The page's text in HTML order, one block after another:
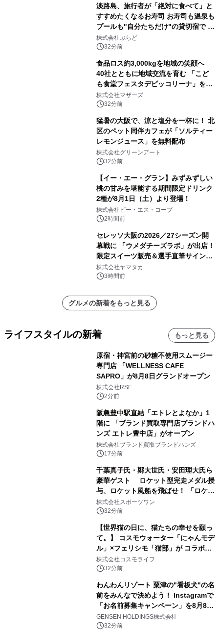
淡路島、旅行者が「絶対に食べて」と
すすめたくなるお寿司 お寿司も温泉も
プールも"自分たちだけ"の貸切宿で 1
日1組限定「岩屋温泉 絵島別庭 海と
森」の握り寿司プラン
株式会社ぷらど
32分前
食品ロス約3,000kgを地域の笑顔へ
40社とともに地域交流を育む 「こど
も食堂フェスタデピッコリーナ」を9
月5日(土)開催
株式会社マザーズ
32分前
猛暑の大阪で、涼と塩分を一杯に！ 北
区のペット同伴カフェが「ソルティー
レモンジュース」を無料配布
株式会社グリーンアート
32分前
【イー・エー・グラン】みずみずしい
桃の甘みを堪能する期間限定ドリンク
2種が8月1日（土）より登場！
株式会社ピー・エス・コープ
2時間前
セレッソ大阪の2026／27シーズン開
幕戦に 「ウメダチーズラボ」が出店！
限定スイーツ販売＆選手直筆サイング
ッズが当たる抽選会を 8月8日に開催
株式会社ヤマタカ
3時間前
グルメの新着をもっと見る
ライフスタイルの新着 もっと見る
原宿・神宮前の砂糖不使用スムージー
専門店 「WELLNESS CAFE
SAPRO」が8月8日グランドオープン
株式会社RSF
2分前
阪急豊中駅直結「エトレとよなか」1
階に 「ブランド買取専門店ブランドハ
ンズ エトレ豊中店」がオープン
株式会社ブランド買取ブランドハンズ
17分前
千葉真子氏・鄭大世氏・安田理大氏ら
豪華ゲスト ロケット型完走メダル授
与、ロケット風船を飛ばせ！ 「ロケッ
トマラソン2026」開催
株式会社スポーツワン
32分前
【世界猫の日に、猫たちの幸せを願っ
て。】 コスモウォーター「にゃんモデ
ル」×フェリシモ「猫部」が コラボキ
ャンペーンを実施
株式会社コスモライフ
32分前
わんわんリゾート 粟津の"看板犬"の名
前をみんなで決めよう！ Instagramで
「お名前募集キャンペーン」を8月8日
(土)より開催
GENSEN HOLDINGS株式会社
32分前